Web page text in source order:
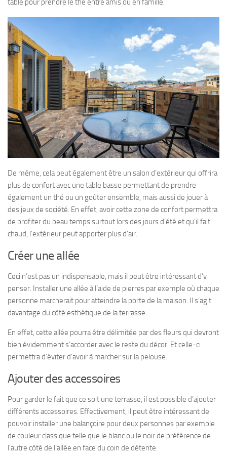
table pour prendre le thé entre amis ou en famille.
De même, cela peut également être un salon d’extérieur qui offrira
plus de confort avec une table basse permettant de prendre
également un thé ou un goûter ensemble, mais aussi de jouer à
des jeux de société. En effet, avoir cette zone de confort permettra
de profiter du beau temps surtout lors des jours d’été et qu’il fait
chaud, l’extérieur peut apporter plus d’air.
Créer une allée
Ceci n’est pas un indispensable, mais il peut être intéressant d’y
penser. Installer une allée à l’aide de pierres par exemple où chaque
personne marcherait pour atteindre la porte de la maison. Il s’agit
davantage du côté esthétique de la terrasse.
En effet, cette allée pourra être délimitée par des fleurs qui devront
bien évidemment s’accorder avec le reste du décor. Et celle-ci
permettra d’éviter d’avoir à marcher sur la pelouse.
Ajouter des accessoires
Pour garder le fait que ce soit une terrasse, il est possible d’ajouter
différents accessoires. Effectivement, il peut être intéressant de
pouvoir installer une balançoire pour deux personnes par exemple
de couleur classique telle que le blanc ou le noir de préférence de
l’autre côté de l’allée en face du coin de détente.